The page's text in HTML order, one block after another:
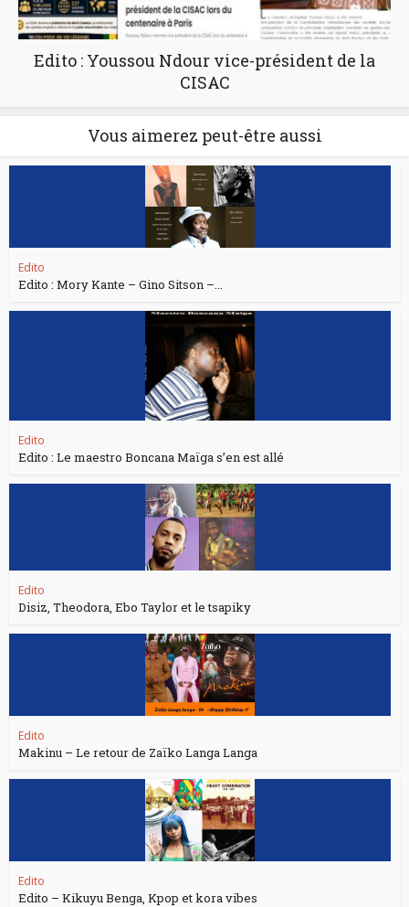
Edito : Youssou Ndour vice-président de la
CISAC
Vous aimerez peut-être aussi
Edito
Edito : Mory Kante – Gino Sitson –...
Edito
Edito : Le maestro Boncana Maïga s’en est allé
Edito
Disiz, Theodora, Ebo Taylor et le tsapiky
Edito
Makinu – Le retour de Zaïko Langa Langa
Edito
Edito – Kikuyu Benga, Kpop et kora vibes